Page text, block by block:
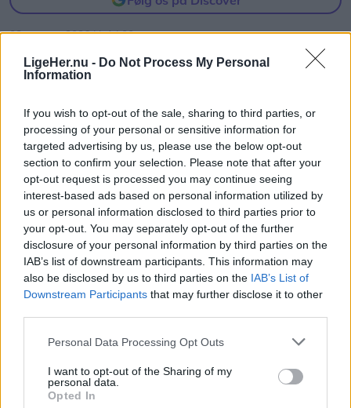
LigeHer.nu - Do Not Process My Personal
Information
If you wish to opt-out of the sale, sharing to third parties, or
processing of your personal or sensitive information for
targeted advertising by us, please use the below opt-out
section to confirm your selection. Please note that after your
opt-out request is processed you may continue seeing
interest-based ads based on personal information utilized by
us or personal information disclosed to third parties prior to
your opt-out. You may separately opt-out of the further
disclosure of your personal information by third parties on the
IAB’s list of downstream participants. This information may
also be disclosed by us to third parties on the IAB’s List of
Downstream Participants that may further disclose it to other
Personal Data Processing Opt Outs
I want to opt-out of the Sharing of my
personal data.
Opted In
08. august 2026 kl. 14.00
NORDJYLLAND: Når solen går mod horisonten
onsdag 12. august, bliver det ikke en helt
Nordjyder får nemlig mulighed for at opleve den
kraftigste delvise solformørkelse, der kan ses fra
Danmark frem til 2048.
Over hele landet vil Månen bevæge sig ind foran
Solen, og afhængigt af hvor i Danmark man
befinder sig, vil op mod 86 procent af Solens skive
være dækket.
Det oplyser sol26 i en pressemeddelelse.
Formørkelsen topper omkring klokken 20.00, kort
før solnedgang, hvilket giver gode muligheder for
Vis mere